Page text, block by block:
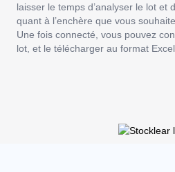
laisser le temps d’analyser le lot et
quant à l’enchère que vous
Une fois connecté, vous pouvez
lot, et le télécharger au format